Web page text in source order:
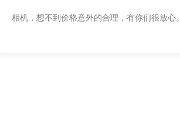
相机，想不到价格意外的合理，有你们很放心。